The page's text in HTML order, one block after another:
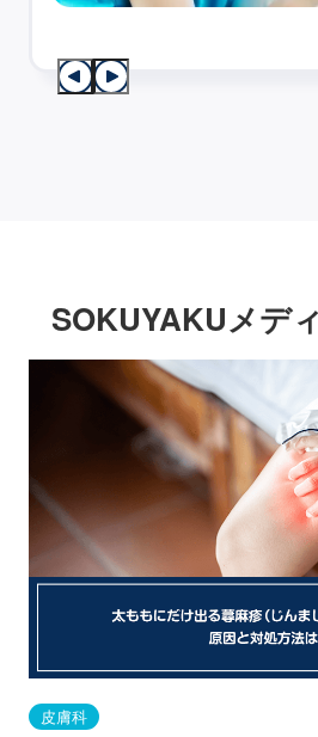
SOKUYAKUメデ
皮膚科